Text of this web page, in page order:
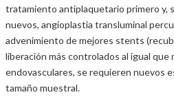
tratamiento antiplaquetario primero y,
nuevos, angioplastia transluminal
advenimiento de mejores stents
liberación más controlados al igual que
endovasculares, se requieren nuevos
tamaño muestral.